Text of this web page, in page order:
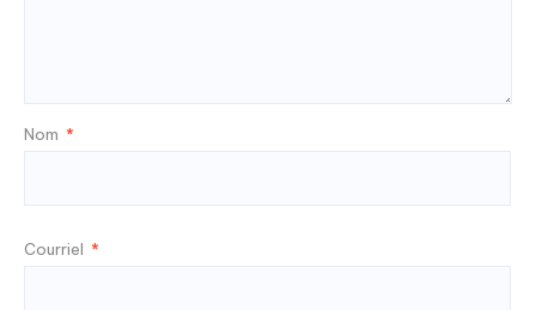
Nom *
Courriel *